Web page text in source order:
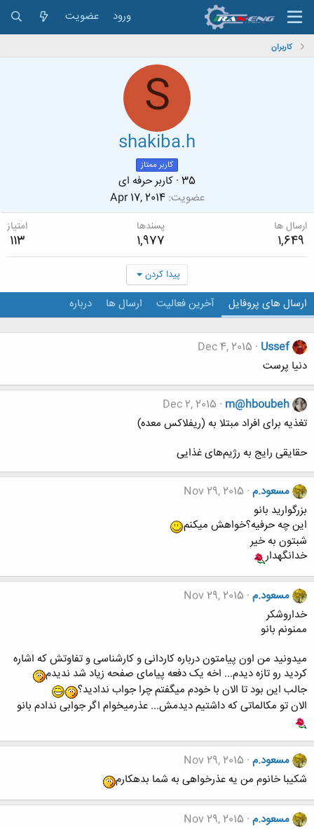
ورود عضویت
کاربران
S
shakiba.h
کاربر ممتاز
کاربر حرفه ای · 35
عضویت Apr 17, 2014
ارسال ها
1,649
پسندها
1,977
امتیاز
113
پیدا کردن
ارسال های پروفایل آخرین فعالیت ارسال ها درباره
Ussef
Dec 4, 2015
دنیا پرست
m@hboubeh
Dec 2, 2015
تغذیه برای افراد مبتلا به (ریفلاکس معده)
حقایقی رایج به رژیم‌های غذایی
مسعود.م Nov 29, 2015
بزرگوارید بانو
این چه حرفیه؟خواهش میکنم
شبتون به خیر
خدانگهدار
مسعود.م Nov 29, 2015
خداروشکر
ممنونم بانو
میدونید من اون پیامتون درباره کاردانی و کارشناسی و تفاوتش که اشاره
کردید رو تازه دیدم... اخه یک دفعه پیامای صفحه زیاد شد ندیدم
جالب این بود تا الان با خودم میگفتم چرا جواب ندادید؟
الان تو مکالماتی که داشتیم دیدمش... عذرمیخوام اگر جوابی ندادم بانو
مسعود.م Nov 29, 2015
شکیبا خانوم من یه عذرخواهی به شما بدهکارم
مسعود.م Nov 29, 2015